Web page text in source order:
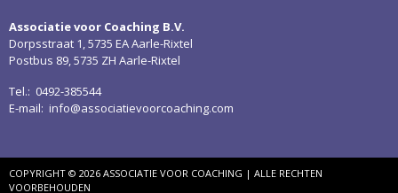
Associatie voor Coaching B.V.
Dorpsstraat 1, 5735 EA Aarle-Rixtel
Postbus 89, 5735 ZH Aarle-Rixtel
Tel.: 0492-385544
E-mail: info@associatievoorcoaching.com
COPYRIGHT © 2026 ASSOCIATIE VOOR COACHING | ALLE RECHTEN
VOORBEHOUDEN